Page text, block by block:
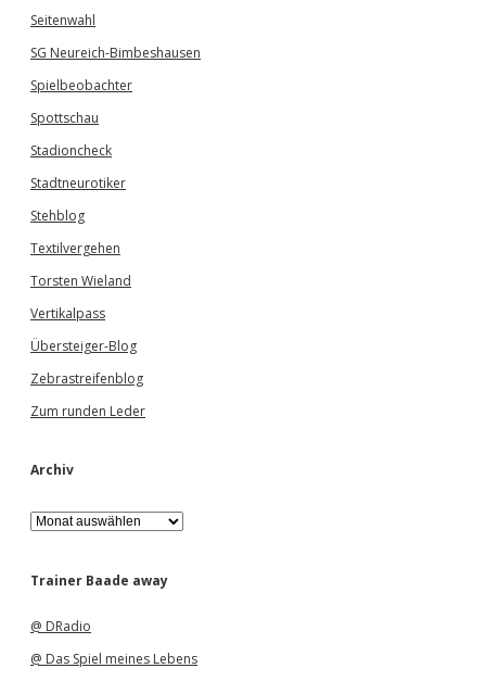
Seitenwahl
SG Neureich-Bimbeshausen
Spielbeobachter
Spottschau
Stadioncheck
Stadtneurotiker
Stehblog
Textilvergehen
Torsten Wieland
Vertikalpass
Übersteiger-Blog
Zebrastreifenblog
Zum runden Leder
Archiv
A
r
h
Trainer Baade away
@ DRadio
@ Das Spiel meines Lebens